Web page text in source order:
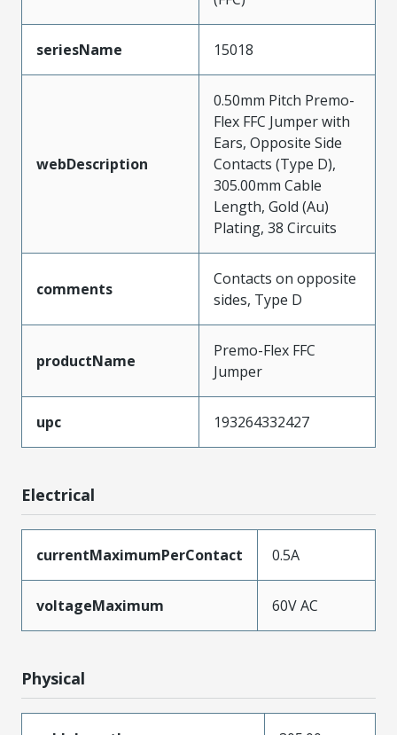
seriesName 15018
webDescription
0.50mm Pitch Premo-
Flex FFC Jumper with
Ears, Opposite Side
Contacts (Type D),
305.00mm Cable
Length, Gold (Au)
Plating, 38 Circuits
comments
Contacts on opposite
sides, Type D
productName
Premo-Flex FFC
Jumper
upc 193264332427
Electrical
currentMaximumPerContact 0.5A
voltageMaximum 60V AC
Physical